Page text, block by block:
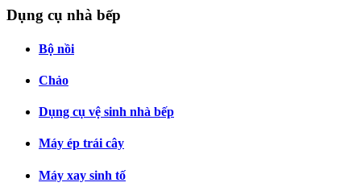
Dụng cụ nhà bếp
Bộ nồi
Chảo
Dụng cụ vệ sinh nhà bếp
Máy ép trái cây
Máy xay sinh tố